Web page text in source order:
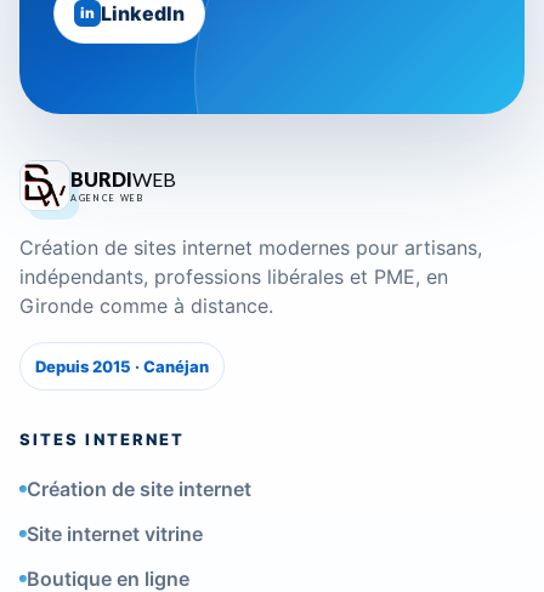
in LinkedIn
BURDIWEB
AGENCE WEB
Création de sites internet modernes pour artisans,
indépendants, professions libérales et PME, en
Gironde comme à distance.
Depuis 2015 · Canéjan
SITES INTERNET
Création de site internet
Site internet vitrine
Boutique en ligne